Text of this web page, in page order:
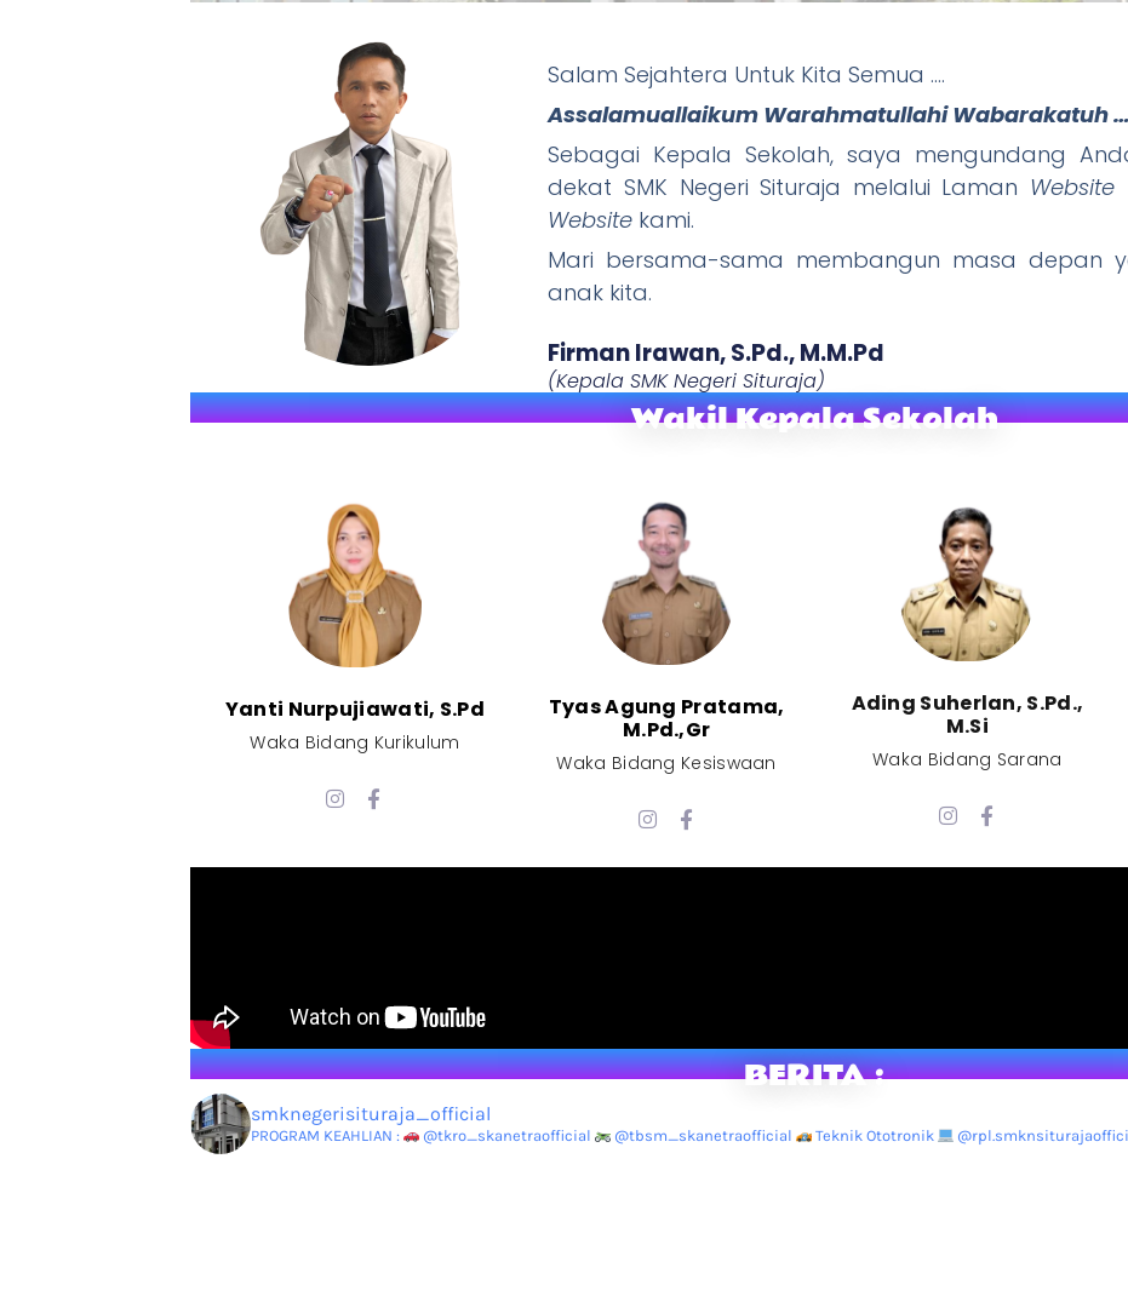
SMKN Situraja
" JAWARA (Jago Dina Elmu, Wani Tandang, Rajin Ibadah) "
Salam Sejahtera Untuk Kita Semua ….
Assalamuallaikum Warahmatullahi Wabarakatuh
Sebagai Kepala Sekolah, saya mengundang
dekat SMK Negeri Situraja melalui Laman Website
Website kami.
Mari bersama-sama membangun masa depan
anak kita.
Firman Irawan, S.Pd., M.M.Pd​
(Kepala SMK Negeri Situraja)
Wakil Kepala Sekolah
Yanti Nurpujiawati, S.Pd
Waka Bidang Kurikulum
Tyas Agung Pratama,
M.Pd.,Gr​
Waka Bidang Kesiswaan​
Ading Suherlan, S.Pd.,
M.Si​
Waka Bidang Sarana​
BERITA :
smknegerisituraja_official
PROGRAM KEAHLIAN : @tkro_skanetraofficial @tbsm_skanetraofficial Teknik Ototronik